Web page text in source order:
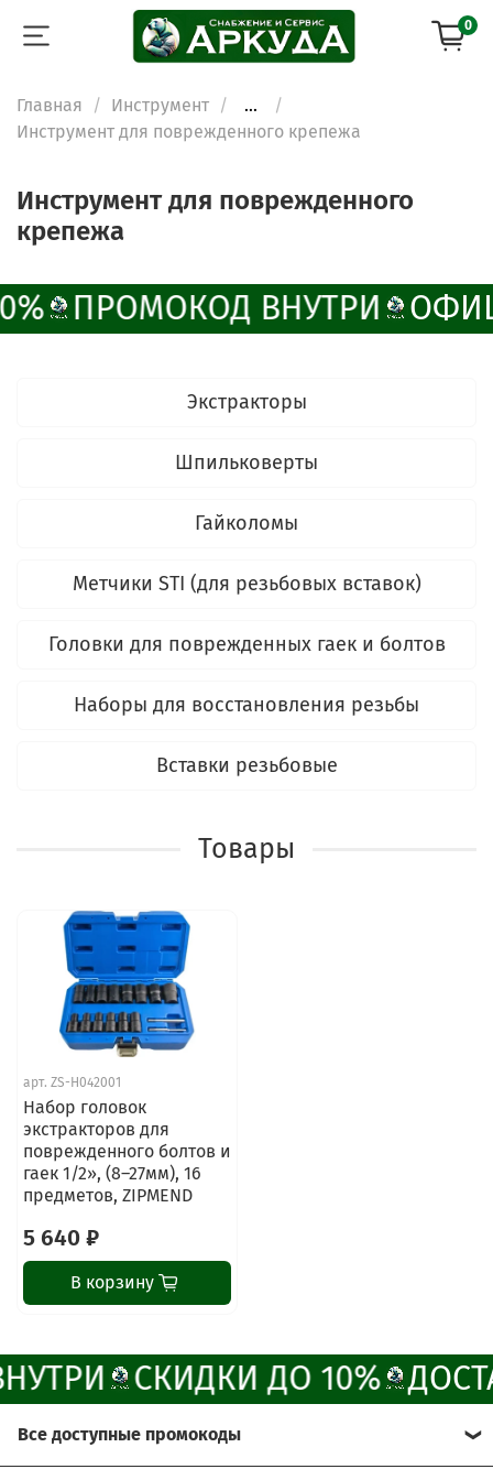
0
Главная Инструмент
...
Инструмент для поврежденного крепежа
Инструмент для поврежденного
крепежа
ПРОМОКОД ВНУТРИ
Экстракторы
Шпильковерты
Гайколомы
Метчики STI (для резьбовых вставок)
Головки для поврежденных гаек и болтов
Наборы для восстановления резьбы
Вставки резьбовые
Товары
арт. ZS-H042001
Набор головок
экстракторов для
поврежденного болтов и
гаек 1/2», (8–27мм), 16
предметов, ZIPMEND
5 640 ₽
В корзину
СКИДКИ ДО 10%
Все доступные промокоды
ChatApp
online
Наши мессенджеры
Свяжитесь с нами через любой удобный
мессенджер!
Написать менеджеру в MAX
Отдел продаж и сервис
Позвонить
Группа Вконтакте